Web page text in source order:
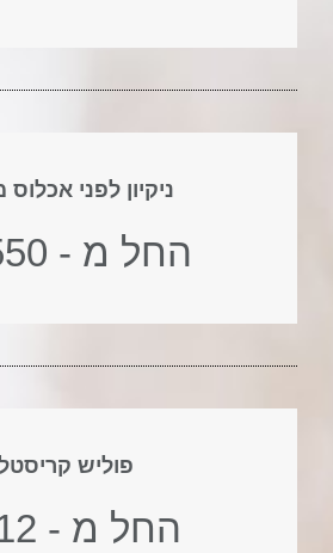
ניקיון לפני אכלוס
החל מ - 550 ₪
פוליש
החל מ - 12 ₪